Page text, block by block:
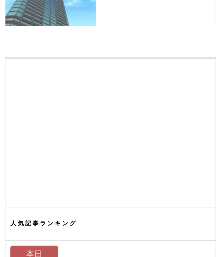
人気記事ランキング
本日